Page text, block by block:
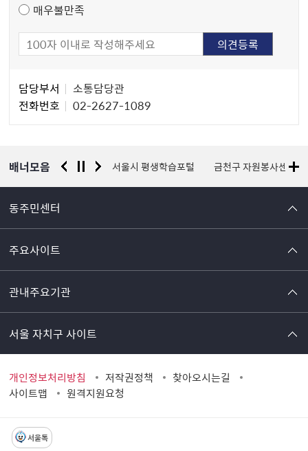
매우불만족
자
담당부서
소통담당관
전화번호
02-2627-1089
배너모음
서울시 평생학습포털 금천구 자원봉사센터 국가안전시스템개편
동주민센터
주요사이트
관내주요기관
서울 자치구 사이트
개인정보처리방침 저작권정책
찾아오시는길
사이트맵
원격지원요청
서울톡